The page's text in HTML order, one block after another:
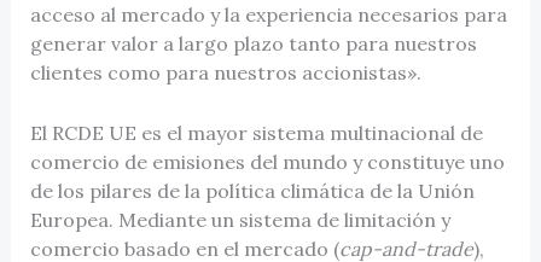
acceso al mercado y la experiencia necesarios para
generar valor a largo plazo tanto para nuestros
clientes como para nuestros accionistas».
El RCDE UE es el mayor sistema multinacional de
comercio de emisiones del mundo y constituye uno
de los pilares de la política climática de la Unión
Europea. Mediante un sistema de limitación y
comercio basado en el mercado (cap-and-trade),